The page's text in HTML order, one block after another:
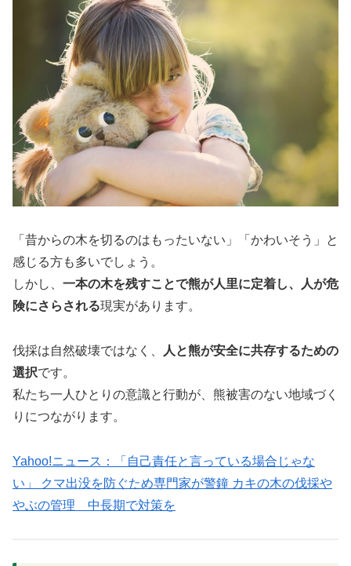
「昔からの木を切るのはもったいない」「かわいそう」と
感じる方も多いでしょう。
しかし、 一本の木を残すことで熊が人里に定着し、人が危
険にさらされる現実があります。
伐採は自然破壊ではなく、
人と熊が安全に共存するための
選択です。
私たち一人ひとりの意識と行動が、熊被害のない地域づく
りにつながります。
Yahoo!ニュース：「自己責任と言っている場合じゃな
い」 クマ出没を防ぐため専門家が警鐘 カキの木の伐採や
やぶの管理 中長期で対策を